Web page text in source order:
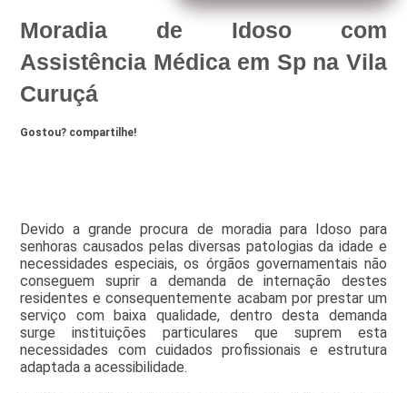
Moradia de Idoso com
Assistência Médica em Sp na Vila
Curuçá
Gostou? compartilhe!
Devido a grande procura de moradia para Idoso para
senhoras causados pelas diversas patologias da idade e
necessidades especiais, os órgãos governamentais não
conseguem suprir a demanda de internação destes
residentes e consequentemente acabam por prestar um
serviço com baixa qualidade, dentro desta demanda
surge instituições particulares que suprem esta
necessidades com cuidados profissionais e estrutura
adaptada a acessibilidade.